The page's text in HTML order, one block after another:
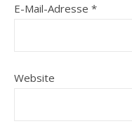
E-Mail-Adresse *
Website